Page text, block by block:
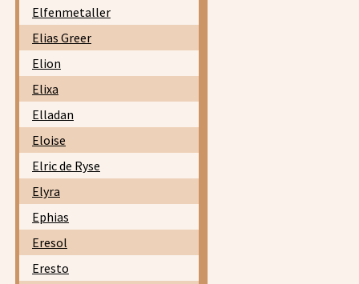
Elfenmetaller
Elias Greer
Elion
Elixa
Elladan
Eloise
Elric de Ryse
Elyra
Ephias
Eresol
Eresto